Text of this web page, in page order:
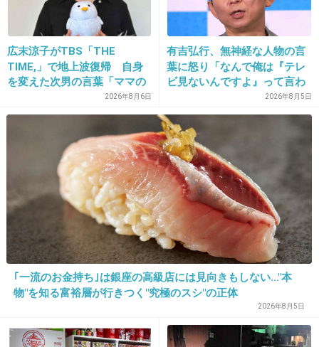
て思う。
日本に住んでもない税金も納めてない外国人ら
の治療費は請求してるの？なんで日本人が負担
するの？って納得できない。
+380
2020/06/15(月) 11:40:25
あちらは保険制度が
確立してないんだっけ…
大変だ・・・
1件の返信
+8 -5
広末涼子がTBS「THE
TIME,」で地上波復帰 自身
を変えた次男の言葉「ママの
ファンの人なら、知りたいん
じゃないか」
2026年8月6日
有吉弘行、無神経な人物の言
葉に怒り「なんで俺は『テレ
ビ見ないんですよ』って言わ
れなきゃいけないの？ふざけ
やがって」
2026年8月5日
｢一流のお金持ち｣は銀座の高級店には見向きもしない…"本
物"を知る富裕層が行きつく"究極のスシ"の正体
2026年8月5日